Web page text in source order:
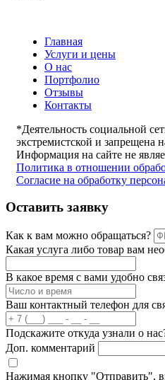
Главная
Услуги и цены
О нас
Портфолио
Отзывы
Контакты
*Деятельность социальной
экстремистской и запрещена
Информация на сайте не
Политика в отношении
Согласие на обработку
Оставить заявку
Как к вам можно обращаться?
Какая услуга либо товар вам
В какое время с вами удобно
Ваш контактный телефон для
Подскажите откуда узнали о
Доп. комментарий
Нажимая кнопку "Отправить",